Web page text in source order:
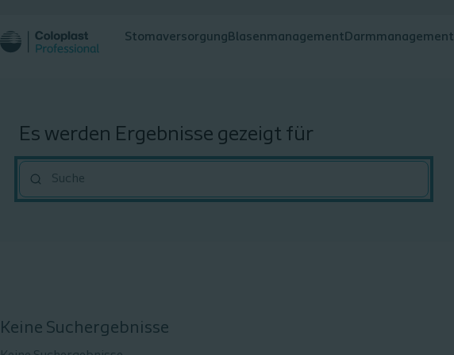
Stomaversorgung Blasenmanagement Darmmanagement
Es werden Ergebnisse gezeigt für
Keine Suchergebnisse